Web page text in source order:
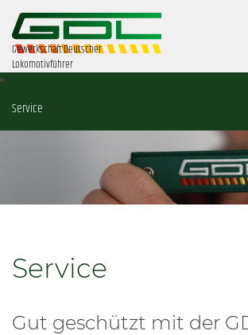
Gewerkschaft Deutscher
Lokomotivführer
Service
Service
Gut geschützt mit der